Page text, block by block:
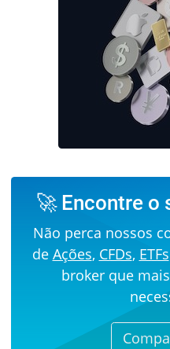
🚀 Encontre o
Não perca nossos
de Ações, CFDs, ETFs
broker que